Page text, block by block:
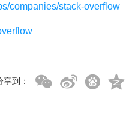
companies/stack-overflow
享到：